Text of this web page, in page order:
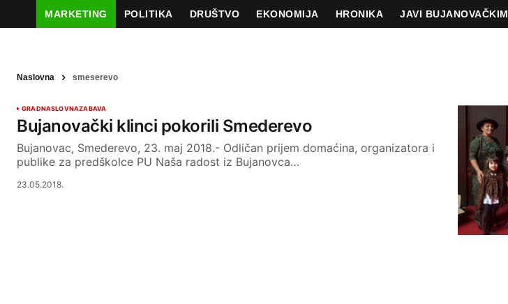
MARKETING POLITIKA DRUŠTVO EKONOMIJA HRONIKA JAVI BUJANOVAČKIM
Naslovna smeserevo
GRADNASLOVNAZABAVA
Bujanovački klinci pokorili Smederevo
Bujanovac, Smederevo, 23. maj 2018.- Odličan prijem domaćina, organizatora i
publike za predškolce PU Naša radost iz Bujanovca…
23.05.2018.